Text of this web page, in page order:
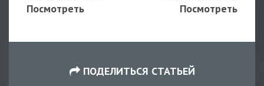
Посмотреть Посмотреть
ПОДЕЛИТЬСЯ СТАТЬЕЙ